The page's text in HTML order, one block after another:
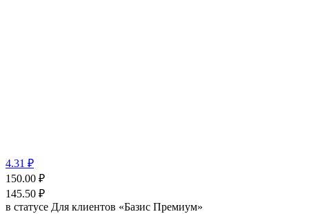
4.31 ₽
150.00 ₽
145.50 ₽
в статусе Для клиентов «Базис Премиум»